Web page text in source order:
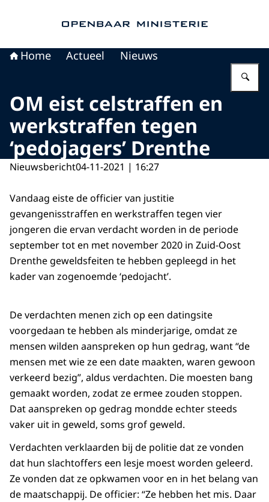
Home Actueel Nieuws
OM eist celstraffen en
werkstraffen tegen
‘pedojagers’ Drenthe
Nieuwsbericht04-11-2021 | 16:27
Vandaag eiste de officier van justitie
gevangenisstraffen en werkstraffen tegen vier
jongeren die ervan verdacht worden in de periode
september tot en met november 2020 in Zuid-Oost
Drenthe geweldsfeiten te hebben gepleegd in het
kader van zogenoemde ‘pedojacht’.
De verdachten menen zich op een datingsite
voorgedaan te hebben als minderjarige, omdat ze
mensen wilden aanspreken op hun gedrag, want “de
mensen met wie ze een date maakten, waren gewoon
verkeerd bezig”, aldus verdachten. Die moesten bang
gemaakt worden, zodat ze ermee zouden stoppen.
Dat aanspreken op gedrag mondde echter steeds
vaker uit in geweld, soms grof geweld.
Verdachten verklaarden bij de politie dat ze vonden
dat hun slachtoffers een lesje moest worden geleerd.
Ze vonden dat ze opkwamen voor en in het belang van
de maatschappij. De officier: “Ze hebben het mis. Daar